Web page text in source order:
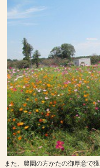
また、農園の方かたの御厚意で